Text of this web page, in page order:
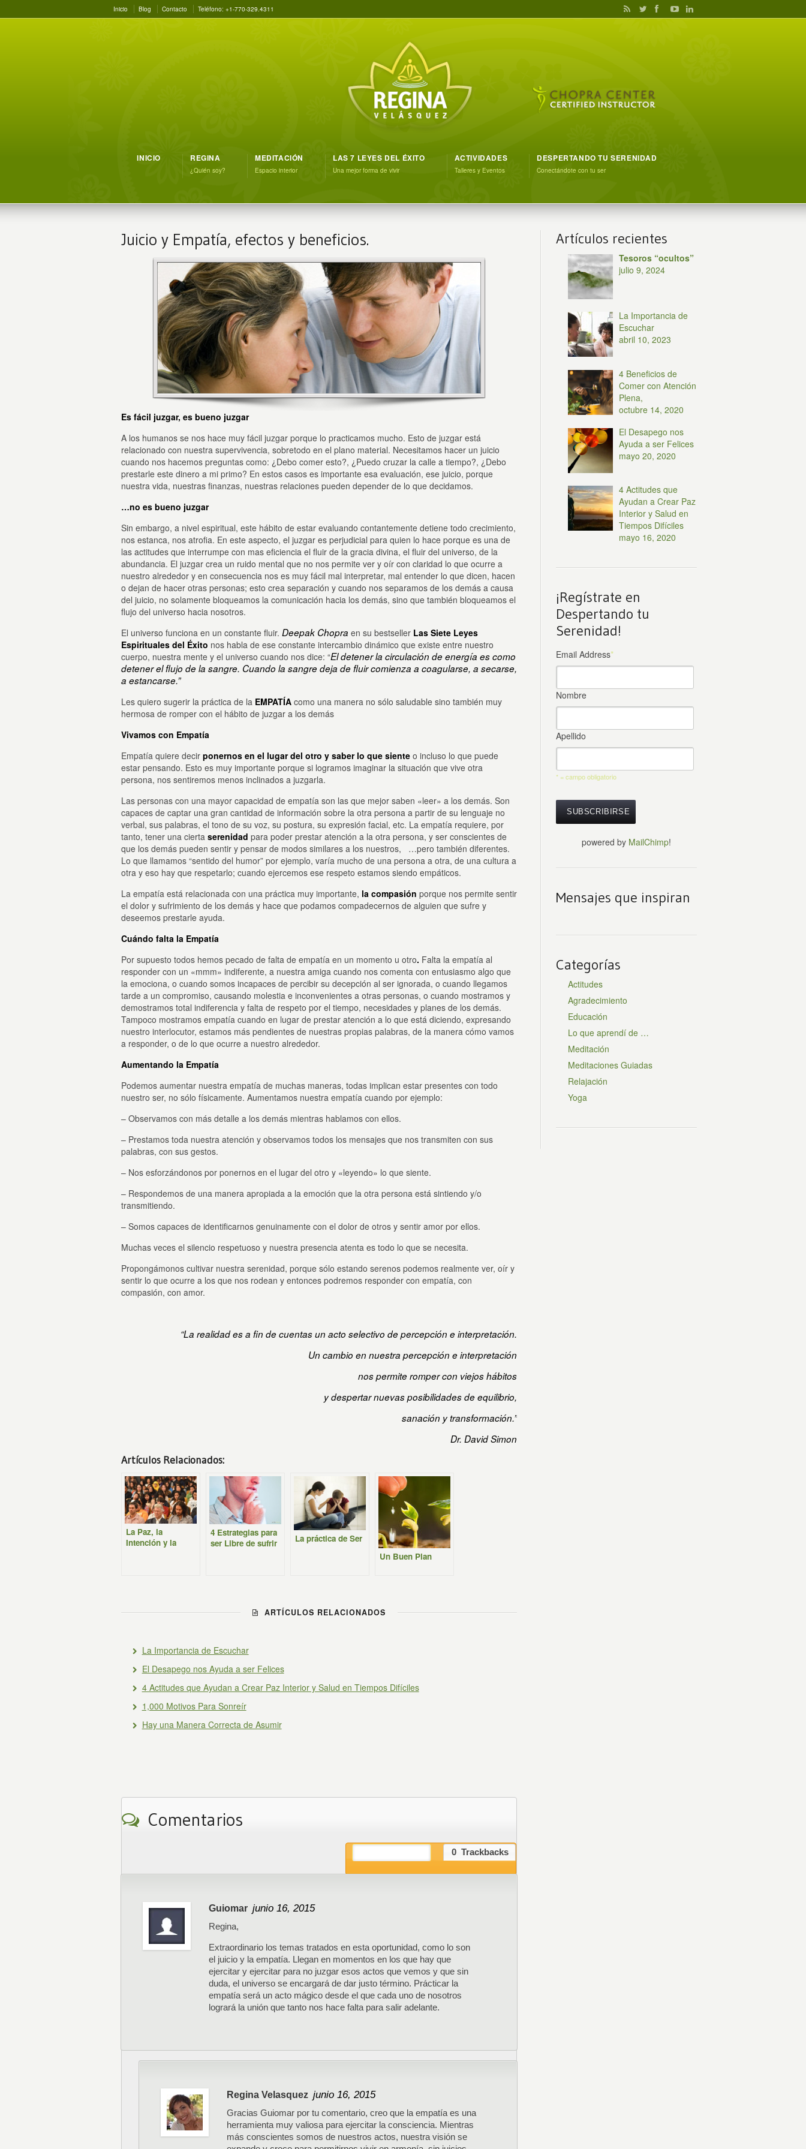
Inicio Blog Contacto Teléfono: +1-770-329.4311
INICIO REGINA
¿Quién soy?
MEDITACIÓN
Espacio interior
LAS 7 LEYES DEL ÉXITO
Una mejor forma de vivir
ACTIVIDADES
Talleres y Eventos
DESPERTANDO TU SERENIDAD
Conectándote con tu ser
Juicio y Empatía, efectos y beneficios.
Es fácil juzgar, es bueno juzgar
A los humanos se nos hace muy fácil juzgar porque lo practicamos mucho. Esto de juzgar está
relacionado con nuestra supervivencia, sobretodo en el plano material. Necesitamos hacer un juicio
cuando nos hacemos preguntas como: ¿Debo comer esto?, ¿Puedo cruzar la calle a tiempo?, ¿Debo
prestarle este dinero a mi primo? En estos casos es importante esa evaluación, ese juicio, porque
nuestra vida, nuestras finanzas, nuestras relaciones pueden depender de lo que decidamos.
…no es bueno juzgar
Sin embargo, a nivel espiritual, este hábito de estar evaluando contantemente detiene todo crecimiento,
nos estanca, nos atrofia. En este aspecto, el juzgar es perjudicial para quien lo hace porque es una de
las actitudes que interrumpe con mas eficiencia el fluir de la gracia divina, el fluir del universo, de la
abundancia. El juzgar crea un ruido mental que no nos permite ver y oír con claridad lo que ocurre a
nuestro alrededor y en consecuencia nos es muy fácil mal interpretar, mal entender lo que dicen, hacen
o dejan de hacer otras personas; esto crea separación y cuando nos separamos de los demás a causa
del juicio, no solamente bloqueamos la comunicación hacia los demás, sino que también bloqueamos el
flujo del universo hacia nosotros.
El universo funciona en un constante fluir. Deepak Chopra en su bestseller Las Siete Leyes
Espirituales del Éxito nos habla de ese constante intercambio dinámico que existe entre nuestro
cuerpo, nuestra mente y el universo cuando nos dice: “El detener la circulación de energía es como
detener el flujo de la sangre. Cuando la sangre deja de fluir comienza a coagularse, a secarse,
a estancarse.”
Les quiero sugerir la práctica de la EMPATÍA como una manera no sólo saludable sino también muy
hermosa de romper con el hábito de juzgar a los demás
Vivamos con Empatía
Empatía quiere decir ponernos en el lugar del otro y saber lo que siente o incluso lo que puede
estar pensando. Esto es muy importante porque si logramos imaginar la situación que vive otra
persona, nos sentiremos menos inclinados a juzgarla.
Las personas con una mayor capacidad de empatía son las que mejor saben «leer» a los demás. Son
capaces de captar una gran cantidad de información sobre la otra persona a partir de su lenguaje no
verbal, sus palabras, el tono de su voz, su postura, su expresión facial, etc. La empatía requiere, por
tanto, tener una cierta serenidad para poder prestar atención a la otra persona, y ser conscientes de
que los demás pueden sentir y pensar de modos similares a los nuestros, …pero también diferentes.
Lo que llamamos “sentido del humor” por ejemplo, varía mucho de una persona a otra, de una cultura a
otra y eso hay que respetarlo; cuando ejercemos ese respeto estamos siendo empáticos.
La empatía está relacionada con una práctica muy importante, la compasión porque nos permite sentir
el dolor y sufrimiento de los demás y hace que podamos compadecernos de alguien que sufre y
deseemos prestarle ayuda.
Cuándo falta la Empatía
Por supuesto todos hemos pecado de falta de empatía en un momento u otro. Falta la empatía al
responder con un «mmm» indiferente, a nuestra amiga cuando nos comenta con entusiasmo algo que
la emociona, o cuando somos incapaces de percibir su decepción al ser ignorada, o cuando llegamos
tarde a un compromiso, causando molestia e inconvenientes a otras personas, o cuando mostramos y
demostramos total indiferencia y falta de respeto por el tiempo, necesidades y planes de los demás.
Tampoco mostramos empatía cuando en lugar de prestar atención a lo que está diciendo, expresando
nuestro interlocutor, estamos más pendientes de nuestras propias palabras, de la manera cómo vamos
a responder, o de lo que ocurre a nuestro alrededor.
Aumentando la Empatía
Podemos aumentar nuestra empatía de muchas maneras, todas implican estar presentes con todo
nuestro ser, no sólo físicamente. Aumentamos nuestra empatía cuando por ejemplo:
– Observamos con más detalle a los demás mientras hablamos con ellos.
– Prestamos toda nuestra atención y observamos todos los mensajes que nos transmiten con sus
palabras, con sus gestos.
– Nos esforzándonos por ponernos en el lugar del otro y «leyendo» lo que siente.
– Respondemos de una manera apropiada a la emoción que la otra persona está sintiendo y/o
transmitiendo.
– Somos capaces de identificarnos genuinamente con el dolor de otros y sentir amor por ellos.
Muchas veces el silencio respetuoso y nuestra presencia atenta es todo lo que se necesita.
Propongámonos cultivar nuestra serenidad, porque sólo estando serenos podemos realmente ver, oír y
sentir lo que ocurre a los que nos rodean y entonces podremos responder con empatía, con
compasión, con amor.
“La realidad es a fin de cuentas un acto selectivo de percepción e interpretación.
Un cambio en nuestra percepción e interpretación
nos permite romper con viejos hábitos
y despertar nuevas posibilidades de equilibrio,
sanación y transformación.”
Dr. David Simon
Artículos Relacionados:
La Paz, la
Intención y la
4 Estrategias para
ser Libre de sufrir
La práctica de Ser
Un Buen Plan
ARTÍCULOS RELACIONADOS
La Importancia de Escuchar
El Desapego nos Ayuda a ser Felices
4 Actitudes que Ayudan a Crear Paz Interior y Salud en Tiempos Difíciles
1,000 Motivos Para Sonreír
Hay una Manera Correcta de Asumir
Comentarios
0 Trackbacks
Guiomar junio 16, 2015
Regina,
Extraordinario los temas tratados en esta oportunidad, como lo son
el juicio y la empatía. Llegan en momentos en los que hay que
ejercitar y ejercitar para no juzgar esos actos que vemos y que sin
duda, el universo se encargará de dar justo término. Prácticar la
empatía será un acto mágico desde el que cada uno de nosotros
logrará la unión que tanto nos hace falta para salir adelante.
Regina Velasquez junio 16, 2015
Gracias Guiomar por tu comentario, creo que la empatía es una
herramienta muy valiosa para ejercitar la consciencia. Mientras
más conscientes somos de nuestros actos, nuestra visión se
Artículos recientes
Tesoros “ocultos”
julio 9, 2024
La Importancia de
Escuchar
abril 10, 2023
4 Beneficios de
Comer con Atención
Plena,
octubre 14, 2020
El Desapego nos
Ayuda a ser Felices
mayo 20, 2020
4 Actitudes que
Ayudan a Crear Paz
Interior y Salud en
Tiempos Difíciles
mayo 16, 2020
¡Regístrate en
Despertando tu
Serenidad!
Email Address*
Nombre
Apellido
* = campo obligatorio
powered by MailChimp!
Mensajes que inspiran
Categorías
Actitudes
Agradecimiento
Educación
Lo que aprendí de …
Meditación
Meditaciones Guiadas
Relajación
Yoga